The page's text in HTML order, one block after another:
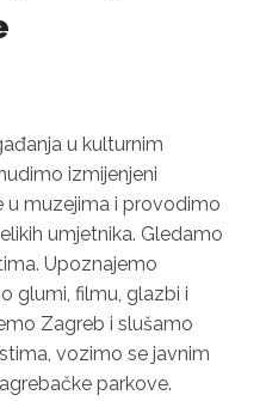
u kulturnim
izmijenjeni
muzejima i provodimo
umjetnika. Gledamo
Upoznajemo
glumi, filmu, glazbi i
Zagreb i slušamo
vozimo se javnim
parkove.